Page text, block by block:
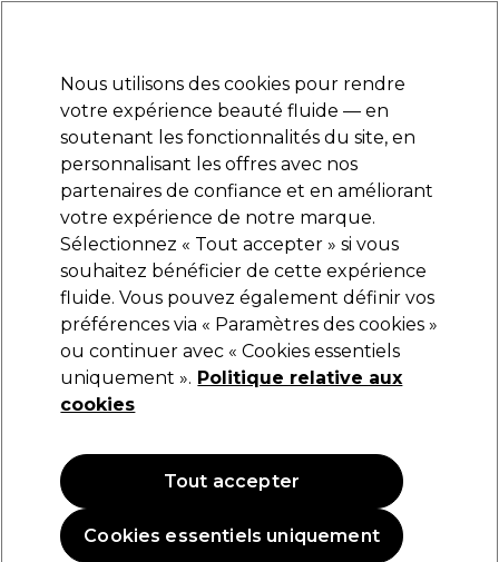
Se connecter
Marques Bons plans Coiffure Electro et Matériel
Livraison et délais
lire la suite
Olivia Garden
Olivia Garden Expert Blowout Shine Wavy
)
28,59 €
Nous utilisons des cookies pour rendre
votre expérience beauté fluide — en
soutenant les fonctionnalités du site, en
personnalisant les offres avec nos
partenaires de confiance et en améliorant
votre expérience de notre marque.
Sélectionnez « Tout accepter » si vous
souhaitez bénéficier de cette expérience
fluide. Vous pouvez également définir vos
préférences via « Paramètres des cookies »
ou continuer avec « Cookies essentiels
uniquement ». Politique relative aux
cookies
Cookies essentiels uniquement
Tout accepter